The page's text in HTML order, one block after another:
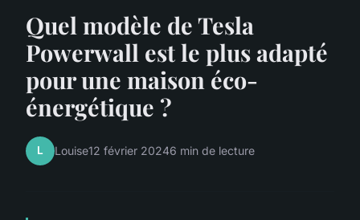
Quel modèle de Tesla
Powerwall est le plus adapté
pour une maison éco-
énergétique ?
L Louise12 février 20246 min de lecture